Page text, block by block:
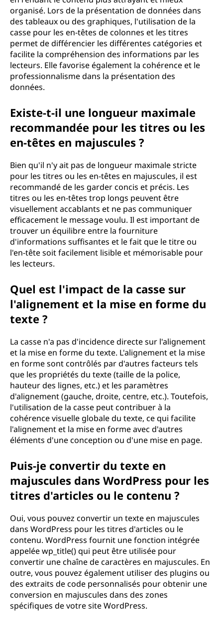
organisé. Lors de la présentation de données dans
des tableaux ou des graphiques, l'utilisation de la
casse pour les en-têtes de colonnes et les titres
permet de différencier les différentes catégories et
facilite la compréhension des informations par les
lecteurs. Elle favorise également la cohérence et le
professionnalisme dans la présentation des
données.
Existe-t-il une longueur maximale
recommandée pour les titres ou les
en-têtes en majuscules ?
Bien qu'il n'y ait pas de longueur maximale stricte
pour les titres ou les en-têtes en majuscules, il est
recommandé de les garder concis et précis. Les
titres ou les en-têtes trop longs peuvent être
visuellement accablants et ne pas communiquer
efficacement le message voulu. Il est important de
trouver un équilibre entre la fourniture
d'informations suffisantes et le fait que le titre ou
l'en-tête soit facilement lisible et mémorisable pour
les lecteurs.
Quel est l'impact de la casse sur
l'alignement et la mise en forme du
texte ?
La casse n'a pas d'incidence directe sur l'alignement
et la mise en forme du texte. L'alignement et la mise
en forme sont contrôlés par d'autres facteurs tels
que les propriétés du texte (taille de la police,
hauteur des lignes, etc.) et les paramètres
d'alignement (gauche, droite, centre, etc.). Toutefois,
l'utilisation de la casse peut contribuer à la
cohérence visuelle globale du texte, ce qui facilite
l'alignement et la mise en forme avec d'autres
éléments d'une conception ou d'une mise en page.
Puis-je convertir du texte en
majuscules dans WordPress pour les
titres d'articles ou le contenu ?
Oui, vous pouvez convertir un texte en majuscules
dans WordPress pour les titres d'articles ou le
contenu. WordPress fournit une fonction intégrée
appelée wp_title() qui peut être utilisée pour
convertir une chaîne de caractères en majuscules. En
outre, vous pouvez également utiliser des plugins ou
des extraits de code personnalisés pour obtenir une
conversion en majuscules dans des zones
spécifiques de votre site WordPress.